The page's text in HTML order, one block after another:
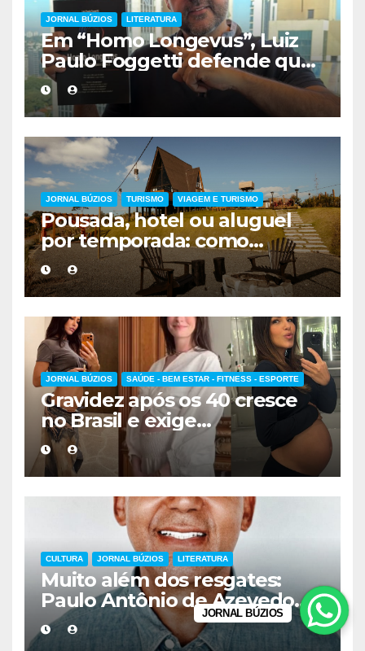
JORNAL BÚZIOS LITERATURA
Em “Homo Longevus”, Luiz
Paulo Foggetti defende que
viver mais exigirá uma nova
forma de encarar a vida
JORNAL BÚZIOS TURISMO VIAGEM E TURISMO
Pousada, hotel ou aluguel
por temporada: como
escolher a melhor
hospedagem
JORNAL BÚZIOS SAÚDE - BEM ESTAR - FITNESS - ESPORTE
Gravidez após os 40 cresce
no Brasil e exige
acompanhamento médico
mais cuidadoso
CULTURA JORNAL BÚZIOS LITERATURA
Muito além dos resgates:
Paulo Antônio de Azevedo
eterniza a coragem, a
humanidade e a missão dos
JORNAL BÚZIOS